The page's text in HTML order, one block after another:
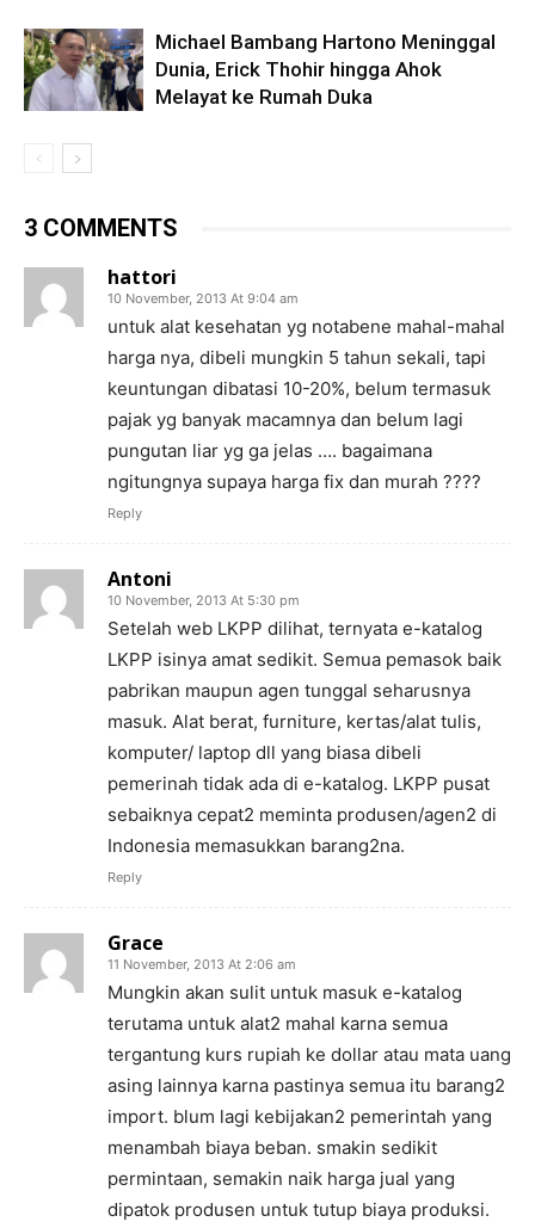
Michael Bambang Hartono Meninggal
Dunia, Erick Thohir hingga Ahok
Melayat ke Rumah Duka
3 COMMENTS
hattori
10 November, 2013 At 9:04 am
untuk alat kesehatan yg notabene mahal-mahal
harga nya, dibeli mungkin 5 tahun sekali, tapi
keuntungan dibatasi 10-20%, belum termasuk
pajak yg banyak macamnya dan belum lagi
pungutan liar yg ga jelas …. bagaimana
ngitungnya supaya harga fix dan murah ????
Reply
Antoni
10 November, 2013 At 5:30 pm
Setelah web LKPP dilihat, ternyata e-katalog
LKPP isinya amat sedikit. Semua pemasok baik
pabrikan maupun agen tunggal seharusnya
masuk. Alat berat, furniture, kertas/alat tulis,
komputer/ laptop dll yang biasa dibeli
pemerinah tidak ada di e-katalog. LKPP pusat
sebaiknya cepat2 meminta produsen/agen2 di
Indonesia memasukkan barang2na.
Reply
Grace
11 November, 2013 At 2:06 am
Mungkin akan sulit untuk masuk e-katalog
terutama untuk alat2 mahal karna semua
tergantung kurs rupiah ke dollar atau mata uang
asing lainnya karna pastinya semua itu barang2
import. blum lagi kebijakan2 pemerintah yang
menambah biaya beban. smakin sedikit
permintaan, semakin naik harga jual yang
dipatok produsen untuk tutup biaya produksi.